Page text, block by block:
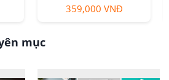
359,000 VNĐ
mục